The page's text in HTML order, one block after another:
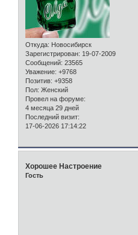
Откуда: Новосибирск
Зарегистрирован: 19-07-2009
Сообщений: 23565
Уважение: +9768
Позитив: +9358
Пол: Женский
Провел на форуме:
4 месяца 29 дней
Последний визит:
17-06-2026 17:14:22
Хорошее Настроение
Гость